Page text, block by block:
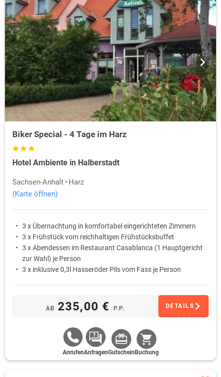
Biker Special - 4 Tage im Harz
Hotel Ambiente in Halberstadt
Sachsen-Anhalt
Harz
(Karte öffnen)
3 x Übernachtung in komfortabel eingerichteten Zimmern
3 x Frühstück vom reichhaltigen Frühstücksbuffet
3 x Abendessen im Restaurant Casablanca (1 Hauptgericht
zur Wahl) je Person
3 x inklusive 0,3l Hasseröder Pils vom Fass je Person
AB 235,00 € P.P. DETAILS
AnrufenAnfragenGutschein Buchung